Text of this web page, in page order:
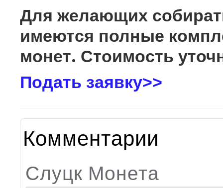
Для желающих
имеются полные
монет. Стоимость
Подать заявку>>
Комментарии
Слуцк Монета